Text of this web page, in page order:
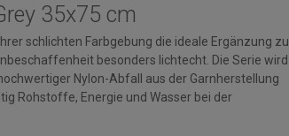
35x75 cm
schlichten Farbgebung die ideale Ergänzung zu
besonders lichtecht. Die Serie wird
Nylon-Abfall aus der Garnherstellung
Rohstoffe, Energie und Wasser bei der